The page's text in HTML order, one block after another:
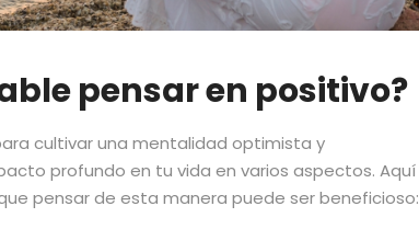
pensar en positivo?
cultivar una mentalidad optimista y
profundo en tu vida en varios aspectos. Aquí
pensar de esta manera puede ser beneficioso: